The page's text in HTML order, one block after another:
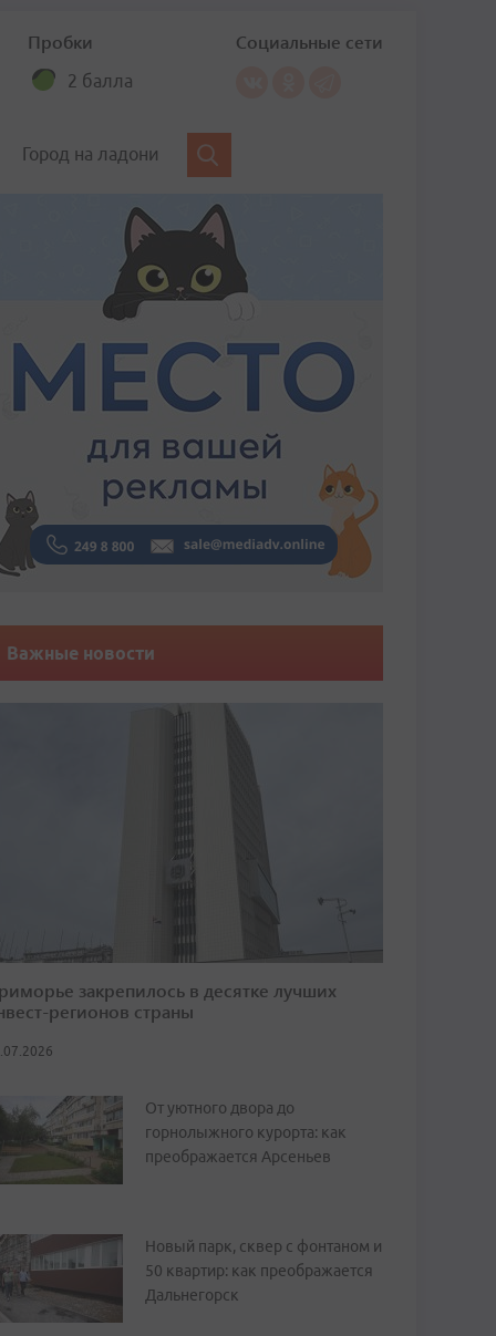
Пробки
2 балла
Социальные сети
Город на ладони
Важные новости
закрепилось в десятке лучших
регионов страны
От уютного двора до
горнолыжного курорта: как
преображается Арсеньев
Новый парк, сквер с фонтаном и
50 квартир: как преображается
Дальнегорск